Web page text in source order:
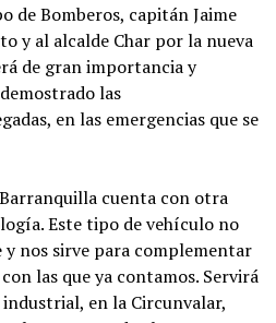
de Bomberos, capitán Jaime
y al alcalde Char por la nueva
de gran importancia y
las
en las emergencias que se
cuenta con otra
Este tipo de vehículo no
y nos sirve para complementar
las que ya contamos. Servirá
en la Circunvalar,